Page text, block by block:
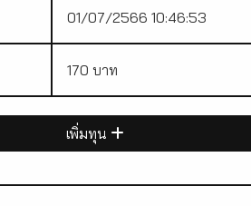
01/07/2566 10:46:53
170 บาท
เพิ่มทุน